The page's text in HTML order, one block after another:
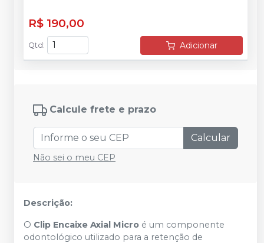
R$ 190,00
Qtd : Adicionar
Calcule frete e prazo
Calcular
Não sei o meu CEP
Descrição:
O Clip Encaixe Axial Micro é um componente
odontológico utilizado para a retenção de